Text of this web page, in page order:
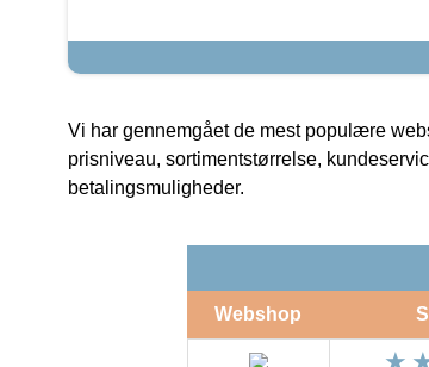
Vi har gennemgået de mest populære
prisniveau, sortimentstørrelse,
betalingsmuligheder.
Webshop